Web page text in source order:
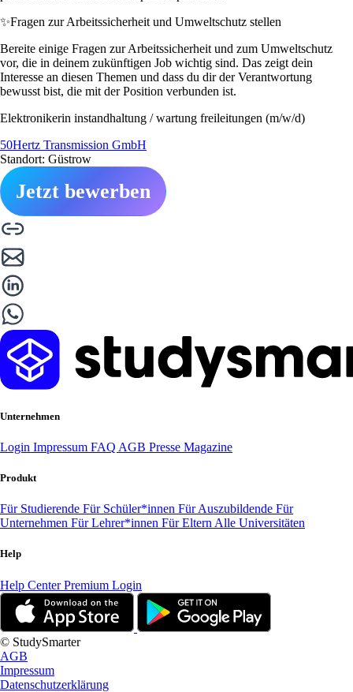
✨Fragen zur Arbeitssicherheit und Umweltschutz stellen
Bereite einige Fragen zur Arbeitssicherheit und zum Umweltschutz
vor, die in deinem zukünftigen Job wichtig sind. Das zeigt dein
Interesse an diesen Themen und dass du dir der Verantwortung
bewusst bist, die mit der Position verbunden ist.
Elektronikerin instandhaltung / wartung freileitungen (m/w/d)
50Hertz Transmission GmbH
Standort: Güstrow
Jetzt bewerben
Unternehmen
Login Impressum FAQ AGB Presse Magazine
Produkt
Für Studierende Für Schüler*innen Für Auszubildende Für
Unternehmen Für Lehrer*innen Für Eltern Alle Universitäten
Help
Help CenterPremium Login
© StudySmarter
AGB
Impressum
Datenschutzerklärung